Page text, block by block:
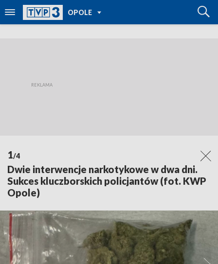
OPOLE
TVP REGIONY
1/4
Dwie interwencje narkotykowe w dwa dni.
Sukces kluczborskich policjantów (fot. KWP
Opole)